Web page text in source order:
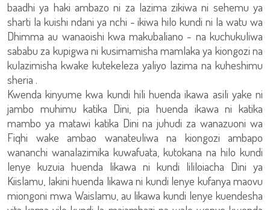
baadhi ya haki ambazo ni za lazima zikiwa ni sehemu ya
sharti la kuishi ndani ya nchi - ikiwa hilo kundi ni la watu wa
Dhimma au wanaoishi kwa makubaliano - na kuchukuliwa
sababu za kupigwa ni kusimamisha mamlaka ya kiongozi na
kulazimisha kwake kutekeleza yaliyo lazima na kuheshimu
sheria .
Kwenda kinyume kwa kundi hili huenda ikawa asili yake ni
jambo muhimu katika Dini, pia huenda ikawa ni katika
mambo ya matawi katika Dini na juhudi za wanazuoni wa
Fiqhi wake ambao wanateuliwa na kiongozi ambapo
wananchi wanalazimika kuwafuata, kutokana na hilo kundi
lenye kuzuia huenda likawa ni kundi lililoiacha Dini ya
Kiislamu, lakini huenda likawa ni kundi lenye kufanya maovu
miongoni mwa Waislamu, au likawa kundi lenye kuendesha